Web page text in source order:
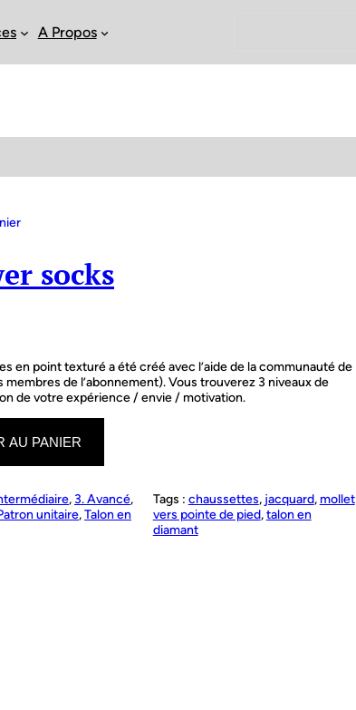
A Propos
h
socks
en point texturé a été créé avec l’aide de la communauté de
de l’abonnement). Vous trouverez 3 niveaux de
de votre expérience / envie / motivation.
AU PANIER
, 3. Avancé
unitaire, Talon en
Tags : chaussettes, jacquard, mollet
vers pointe de pied, talon en
diamant